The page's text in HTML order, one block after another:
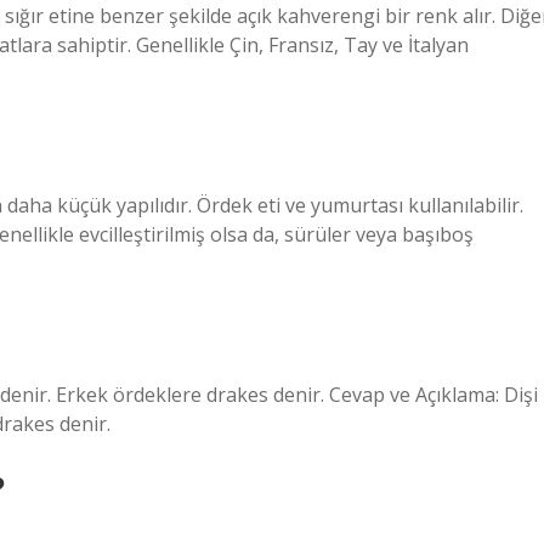
etine benzer şekilde açık kahverengi bir renk alır.
sahiptir. Genellikle Çin, Fransız, Tay ve İtalyan
küçük yapılıdır. Ördek eti ve yumurtası kullanılabilir.
evcilleştirilmiş olsa da, sürüler veya başıboş
Erkek ördeklere drakes denir. Cevap ve Açıklama: Dişi
denir.